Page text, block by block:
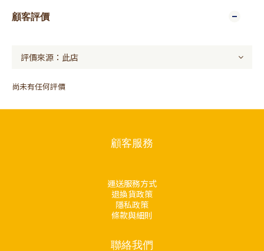
顧客評價
尚未有任何評價
顧客服務
運送服務方式
退換貨政策
隱私政策
條款與細則
聯絡我們